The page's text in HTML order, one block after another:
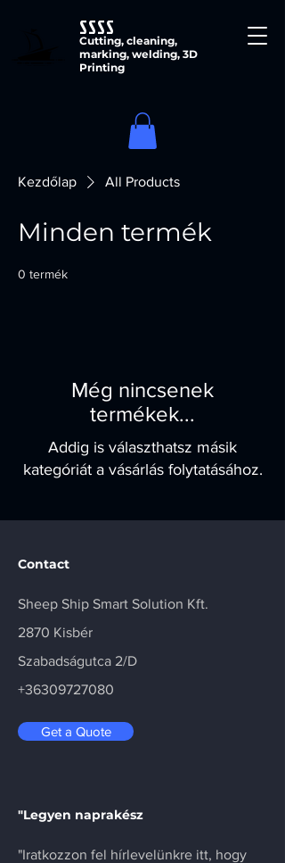
SSSS
Cutting, cleaning,
marking, welding, 3D
Printing
Kezdőlap All Products
Minden termék
0 termék
Még nincsenek
termékek...
Addig is választhatsz másik
kategóriát a vásárlás folytatásához.
Contact
Sheep Ship Smart Solution Kft.
2870 Kisbér
Szabadságutca 2/D
+36309727080
Get a Quote
"Legyen naprakész
"Iratkozzon fel hírlevelünkre itt, hogy